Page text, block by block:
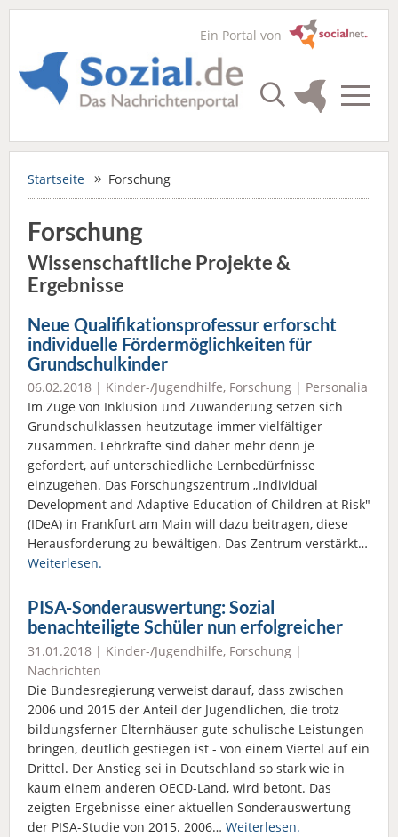
Ein Portal von
Startseite Forschung
Forschung
Wissenschaftliche Projekte &
Ergebnisse
Neue Qualifikationsprofessur erforscht
individuelle Fördermöglichkeiten für
Grundschulkinder
06.02.2018 | Kinder-/Jugendhilfe, Forschung | Personalia
Im Zuge von Inklusion und Zuwanderung setzen sich
Grundschulklassen heutzutage immer vielfältiger
zusammen. Lehrkräfte sind daher mehr denn je
gefordert, auf unterschiedliche Lernbedürfnisse
einzugehen. Das Forschungszentrum „Individual
Development and Adaptive Education of Children at Risk"
(IDeA) in Frankfurt am Main will dazu beitragen, diese
Herausforderung zu bewältigen. Das Zentrum verstärkt…
Weiterlesen.
PISA-Sonderauswertung: Sozial
benachteiligte Schüler nun erfolgreicher
31.01.2018 | Kinder-/Jugendhilfe, Forschung |
Nachrichten
Die Bundesregierung verweist darauf, dass zwischen
2006 und 2015 der Anteil der Jugendlichen, die trotz
bildungsferner Elternhäuser gute schulische Leistungen
bringen, deutlich gestiegen ist - von einem Viertel auf ein
Drittel. Der Anstieg sei in Deutschland so stark wie in
kaum einem anderen OECD-Land, wird betont. Das
zeigten Ergebnisse einer aktuellen Sonderauswertung
der PISA-Studie von 2015. 2006… Weiterlesen.